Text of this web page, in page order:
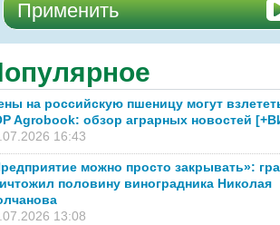
на российскую пшеницу могут
Agrobook: обзор аграрных новостей
16:43
можно просто закрывать»:
половину виноградника Николая
13:08